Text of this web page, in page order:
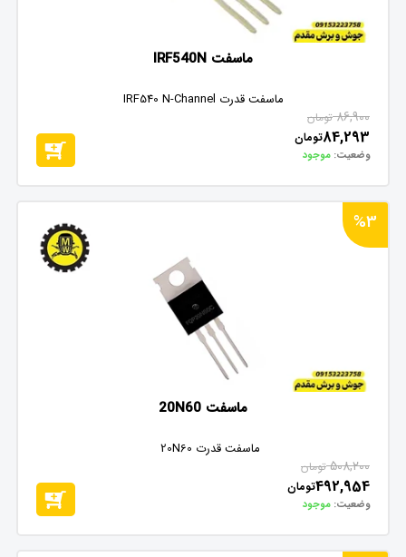
ماسفت IRF540N
ماسفت قدرت IRF540 N-Channel
86,900 تومان
84,293تومان
وضعیت: موجود
%3
ماسفت 20N60
ماسفت قدرت 20N60
508,200 تومان
492,954تومان
وضعیت: موجود